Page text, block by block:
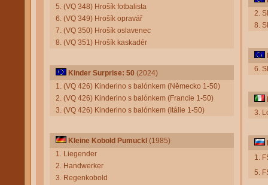
5. (VQ 348) Hrošík fotbalista
6. (VQ 349) Hrošík opravář
7. (VQ 350) Hrošík oslavenec
8. (VQ 351) Hrošík kaskadér
Kinder Surprise: 50 (2024)
1. (VQ 426) Kinderino s balónkem (Německo 1-50)
2. (VQ 426) Kinderino s balónkem (Francie 1-50)
3. (VQ 426) Kinderino s balónkem (Itálie 1-50)
Kleine Kobold Pumuckl (1985)
1. Liegender
2. Handwerker
3. Regenkobold
2.
8.
6.
3.
1.
5.